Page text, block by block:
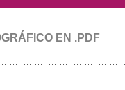
EN .PDF